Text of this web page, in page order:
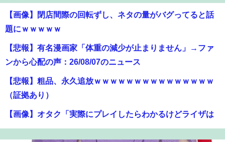
【画像】閉店間際の回転ずし、ネタの量がバグってると話
題にｗｗｗｗｗ
【悲報】有名漫画家「体重の減少が止まりません」→ファ
ンから心配の声：26/08/07のニュース
【悲報】粗品、永久追放ｗｗｗｗｗｗｗｗｗｗｗｗｗｗｗ
（証拠あり）
【画像】オタク「実際にプレイしたらわかるけどライザは
友達って感じで性的な目では見れないｗ」←これｗｗｗ